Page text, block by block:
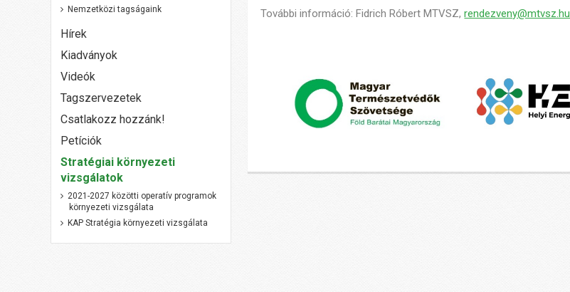
További információ: Fidrich Róbert MTVSZ,rendezveny@mtvsz.hu
Nemzetközi tagságaink
Hírek
Kiadványok
Videók
Tagszervezetek
Csatlakozz hozzánk!
Petíciók
Stratégiai környezeti
vizsgálatok
2021-2027 közötti operatív programok
környezeti vizsgálata
KAP Stratégia környezeti vizsgálata